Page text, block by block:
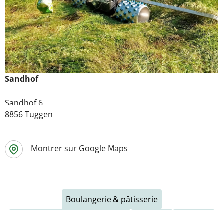
Sandhof
Sandhof 6
8856 Tuggen
Montrer sur Google Maps
Boulangerie & pâtisserie